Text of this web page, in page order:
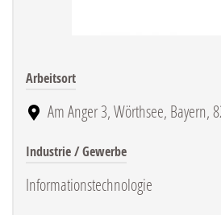
Arbeitsort
Am Anger 3, Wörthsee, Bayern,
Industrie / Gewerbe
Informationstechnologie